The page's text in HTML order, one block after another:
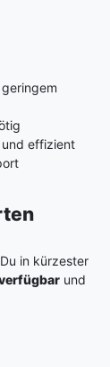
effizient
in kürzester
und